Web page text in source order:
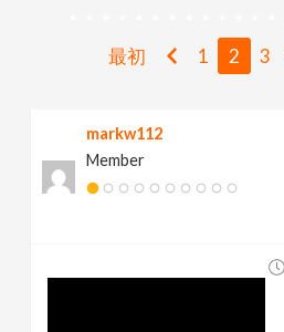
最初 1 2 3
markw112
Member